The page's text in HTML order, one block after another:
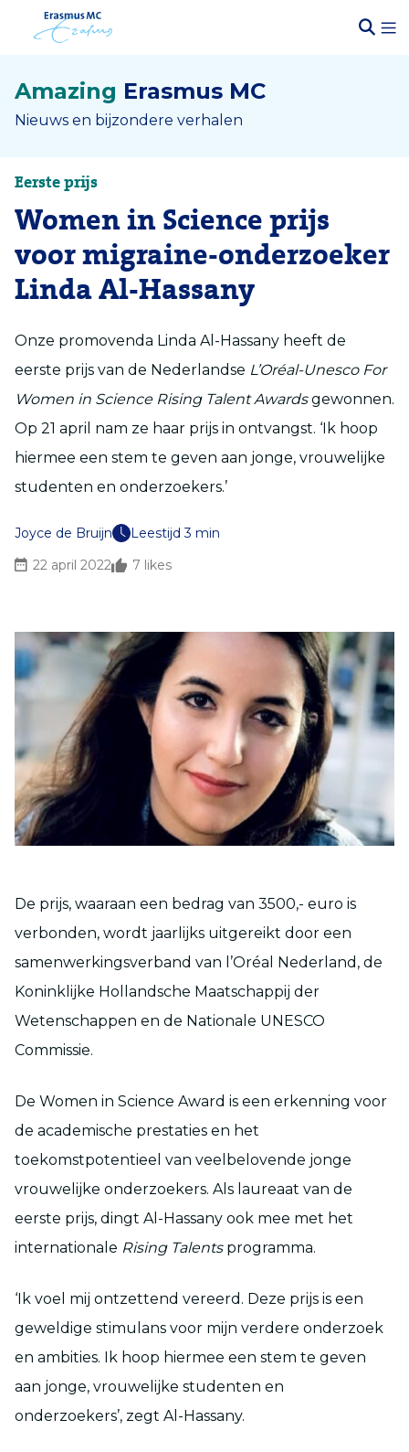
Amazing Erasmus MC
Nieuws en bijzondere verhalen
Eerste prijs
Women in Science prijs
voor migraine-onderzoeker
Linda Al-Hassany
Onze promovenda Linda Al-Hassany heeft de
eerste prijs van de Nederlandse L’Oréal-Unesco For
Women in Science Rising Talent Awardsgewonnen.
Op 21 april nam ze haar prijs in ontvangst. ‘Ik hoop
hiermee een stem te geven aan jonge, vrouwelijke
studenten en onderzoekers.’
Joyce de Bruijn
Leestijd 3 min
22 april 2022
7 likes
De prijs, waaraan een bedrag van 3500,- euro is
verbonden, wordt jaarlijks uitgereikt door een
samenwerkingsverband van l’Oréal Nederland, de
Koninklijke Hollandsche Maatschappij der
Wetenschappen en de Nationale UNESCO
Commissie.
De Women in Science Award is een erkenning voor
de academische prestaties en het
toekomstpotentieel van veelbelovende jonge
vrouwelijke onderzoekers. Als laureaat van de
eerste prijs, dingt Al-Hassany ook mee met het
internationale Rising Talentsprogramma.
‘Ik voel mij ontzettend vereerd. Deze prijs is een
geweldige stimulans voor mijn verdere onderzoek
en ambities. Ik hoop hiermee een stem te geven
aan jonge, vrouwelijke studenten en
onderzoekers’, zegt Al-Hassany.